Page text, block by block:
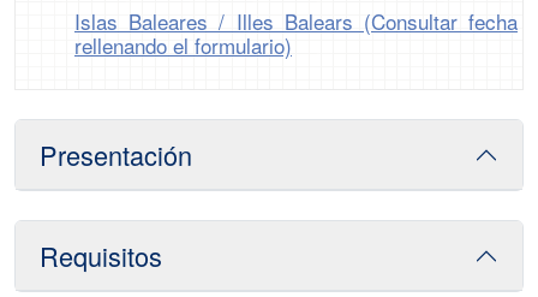
Islas Baleares / Illes Balears (Consultar fecha
rellenando el formulario)
Presentación
Requisitos